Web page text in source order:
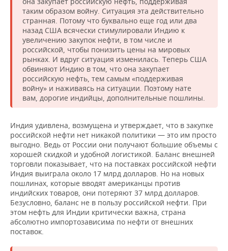
таким образом войну. Ситуация эта действительно
странная. Потому что буквально еще год или два
назад США всячески стимулировали Индию к
увеличению закупок нефти, в том числе и
российской, чтобы понизить цены на мировых
рынках. И вдруг ситуация изменилась. Теперь США
обвиняют Индию в том, что она закупает
российскую нефть, тем самым «поддерживая
войну» и наживаясь на ситуации. Поэтому нате
вам, дорогие индийцы, дополнительные пошлины.
Индия удивлена, возмущена и утверждает, что в закупке
российской нефти нет никакой политики — это им просто
выгодно. Ведь от России они получают большие объемы с
хорошей скидкой и удобной логистикой. Баланс внешней
торговли показывает, что на поставках российской нефти
Индия выиграла около 17 млрд долларов. Но на новых
пошлинах, которые вводят американцы против
индийских товаров, они потеряют 37 млрд долларов.
Безусловно, баланс не в пользу российской нефти. При
этом нефть для Индии критически важна, страна
абсолютно импортозависима по нефти от внешних
поставок.